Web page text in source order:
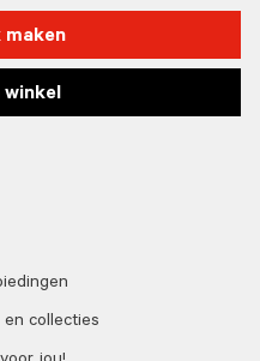
winkel
collecties